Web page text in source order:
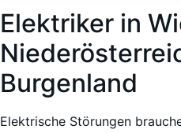
Elektriker in
Burgenland
Elektrische Störungen